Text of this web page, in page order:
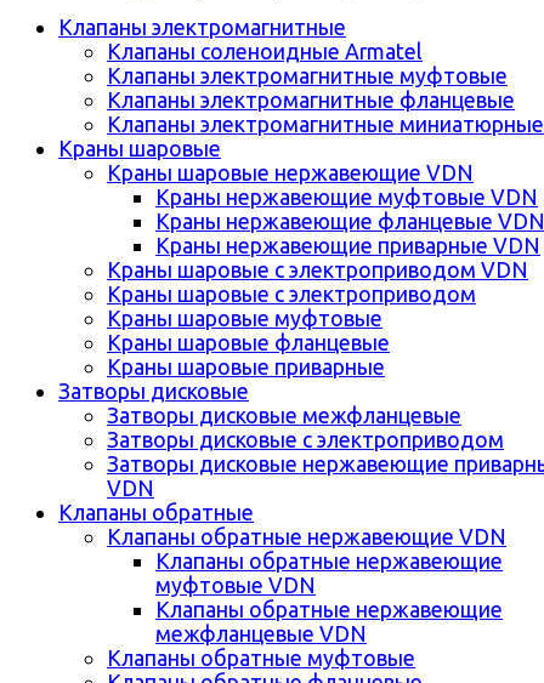
Клапаны электромагнитные
Клапаны соленоидные Armatel
Клапаны электромагнитные муфтовые
Клапаны электромагнитные фланцевые
Клапаны электромагнитные миниатюрные
Краны шаровые
Краны шаровые нержавеющие VDN
Краны нержавеющие муфтовые VDN
Краны нержавеющие фланцевые VDN
Краны нержавеющие приварные VDN
Краны шаровые с электроприводом VDN
Краны шаровые с электроприводом
Краны шаровые муфтовые
Краны шаровые фланцевые
Краны шаровые приварные
Затворы дисковые
Затворы дисковые межфланцевые
Затворы дисковые с электроприводом
Затворы дисковые нержавеющие
VDN
Клапаны обратные
Клапаны обратные нержавеющие VDN
Клапаны обратные нержавеющие
муфтовые VDN
Клапаны обратные нержавеющие
межфланцевые VDN
Клапаны обратные муфтовые